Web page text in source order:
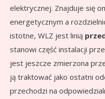
elektrycznej. Znajduje się
energetycznym a
istotne, WLZ jest linią
stanowi część instalacji
jest jeszcze zmierzona
ją traktować jako ostatni
przechodzi na